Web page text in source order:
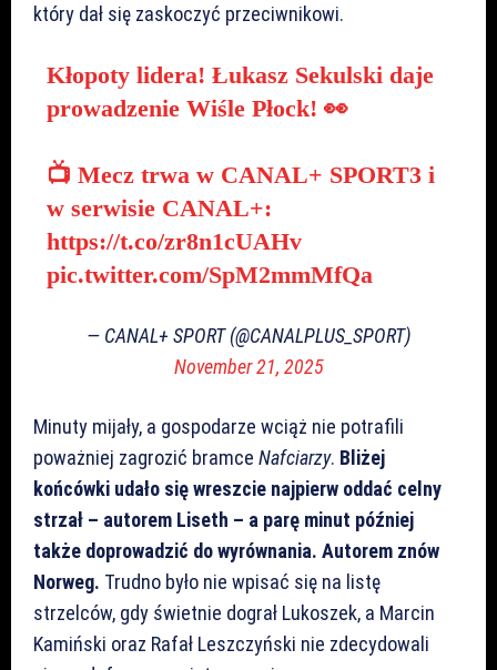
który dał się zaskoczyć przeciwnikowi.
Kłopoty lidera! Łukasz Sekulski daje
prowadzenie Wiśle Płock! 👀
📺 Mecz trwa w CANAL+ SPORT3 i
w serwisie CANAL+:
https://t.co/zr8n1cUAHv
pic.twitter.com/SpM2mmMfQa
— CANAL+ SPORT (@CANALPLUS_SPORT)
November 21, 2025
Minuty mijały, a gospodarze wciąż nie potrafili
poważniej zagrozić bramce Nafciarzy. Bliżej
końcówki udało się wreszcie najpierw oddać celny
strzał – autorem Liseth – a parę minut później
także doprowadzić do wyrównania. Autorem znów
Norweg. Trudno było nie wpisać się na listę
strzelców, gdy świetnie dograł Lukoszek, a Marcin
Kamiński oraz Rafał Leszczyński nie zdecydowali